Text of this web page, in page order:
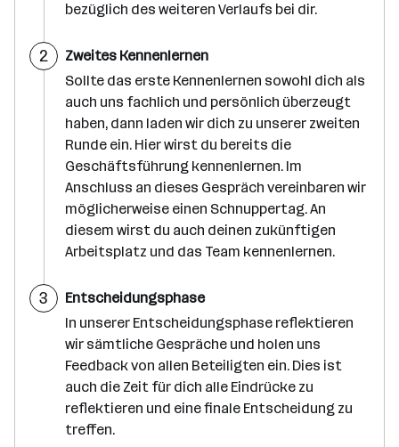
bezüglich des weiteren Verlaufs bei dir.
S
c
2
Zweites Kennenlernen
Sollte das erste Kennenlernen sowohl dich als
auch uns fachlich und persönlich überzeugt
haben, dann laden wir dich zu unserer zweiten
Runde ein. Hier wirst du bereits die
Geschäftsführung kennenlernen. Im
Anschluss an dieses Gespräch vereinbaren wir
möglicherweise einen Schnuppertag. An
diesem wirst du auch deinen zukünftigen
Arbeitsplatz und das Team kennenlernen.
S
c
3
Entscheidungsphase
In unserer Entscheidungsphase reflektieren
wir sämtliche Gespräche und holen uns
Feedback von allen Beteiligten ein. Dies ist
auch die Zeit für dich alle Eindrücke zu
reflektieren und eine finale Entscheidung zu
treffen.